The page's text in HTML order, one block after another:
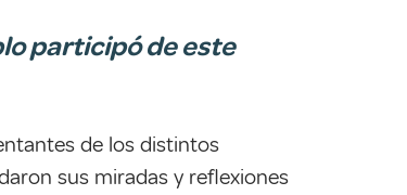
participó de este
de los distintos
sus miradas y reflexiones